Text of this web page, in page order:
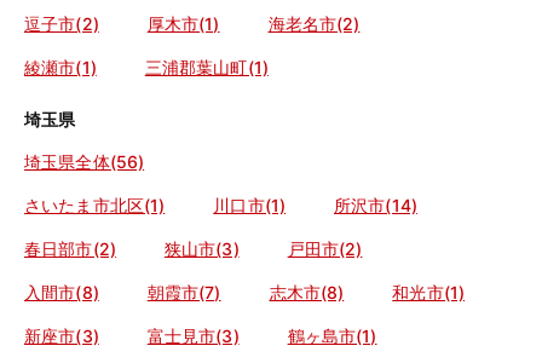
逗子市(2) 厚木市(1) 海老名市(2)
綾瀬市(1) 三浦郡葉山町(1)
埼玉県
埼玉県全体(56)
さいたま市北区(1) 川口市(1) 所沢市(14)
春日部市(2) 狭山市(3) 戸田市(2)
入間市(8) 朝霞市(7) 志木市(8) 和光市(1)
新座市(3) 富士見市(3) 鶴ヶ島市(1)